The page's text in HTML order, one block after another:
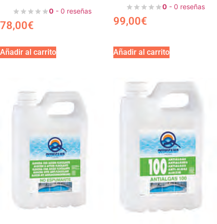
0 - 0 reseñas
78,00€
Añadir al carrito
0 - 0 reseñas
99,00€
Añadir al carrito